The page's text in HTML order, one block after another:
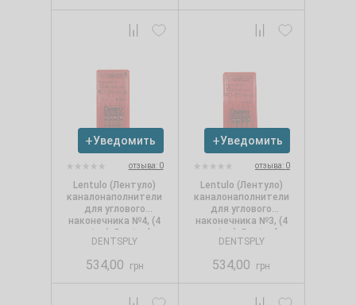
Уведомить
отзыва: 0
Lentulo (Лентуло)
каналонаполнители
для углового
наконечника №4, (4
шт./уп.), Dentsply
DENTSPLY
534,00 грн
Уведомить
отзыва: 0
Lentulo (Лентуло)
каналонаполнители
для углового
наконечника №3, (4
шт./уп.), Dentsply
DENTSPLY
534,00 грн